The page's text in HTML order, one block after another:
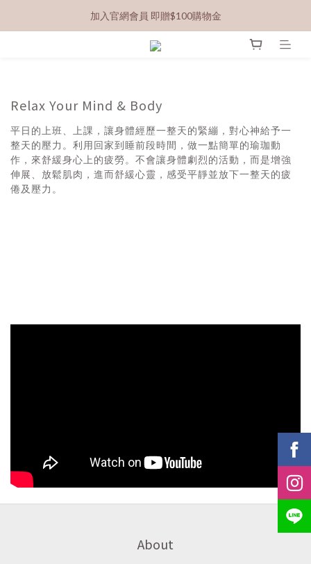
加入官網會員 即贈$100購物金
Relax Your Mind & Body
平日的上班、上課，讓身體經歷一整天的緊繃，對心神給予一
整天的壓力。利用回家到睡前段時間，做一點簡單的瑜珈動
作，來舒緩身心上的疲勞。不會讓身體劇烈的活動，而是增強
伸展、放鬆肌肉，進而舒緩心靈，感受平靜並放下一整天的疲
倦及壓力。
About